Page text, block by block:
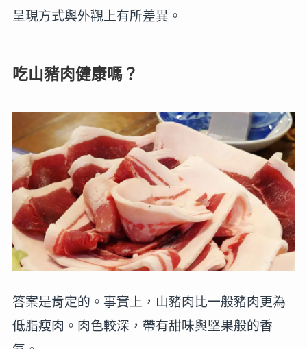
呈現方式與外觀上有所差異。
吃山豬肉健康嗎？
答案是肯定的。事實上，山豬肉比一般豬肉更為
低脂瘦肉。肉色較深，帶有甜味與堅果般的香